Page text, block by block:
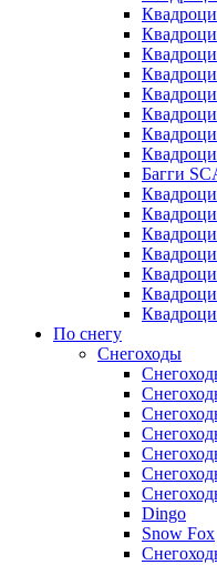
Багги
По снегу
Снегоходы
Dingo
Snow Fox